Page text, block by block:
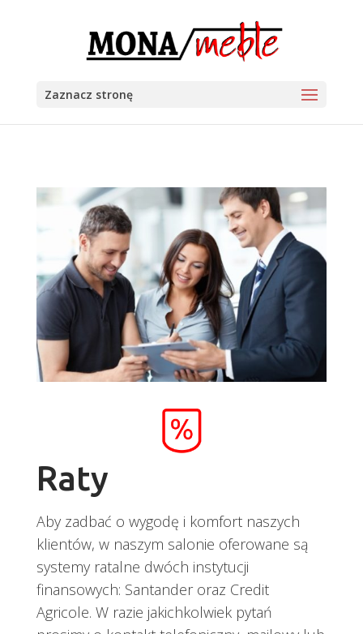
Zaznacz stronę
Raty
Aby zadbać o wygodę i komfort naszych
klientów, w naszym salonie oferowane są
systemy ratalne dwóch instytucji
finansowych: Santander oraz Credit
Agricole. W razie jakichkolwiek pytań